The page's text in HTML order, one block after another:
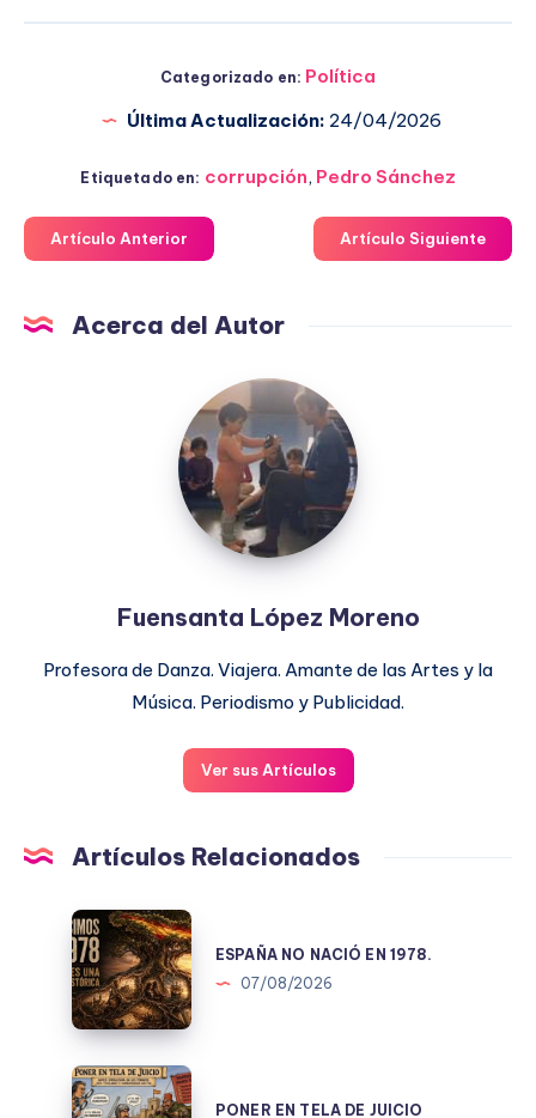
Categorizado en: Política
Última Actualización: 24/04/2026
Etiquetado en: corrupción, Pedro Sánchez
Artículo Anterior Artículo Siguiente
Acerca del Autor
Fuensanta
López
Moreno
Fuensanta López Moreno
Profesora de Danza. Viajera. Amante de las Artes y la
Música. Periodismo y Publicidad.
Ver sus Artículos
Artículos Relacionados
ESPAÑA
NO
NACIÓ
EN
1978.
ESPAÑA NO NACIÓ EN 1978.
07/08/2026
PONER
EN
PONER EN TELA DE JUICIO